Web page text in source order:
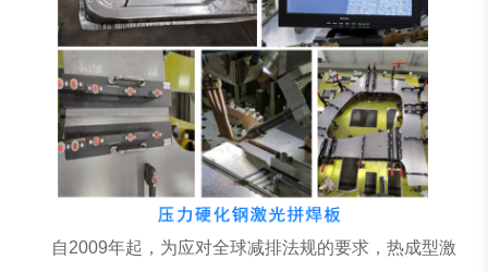
自2009年起，为应对全球减排法规的要求，热成型激